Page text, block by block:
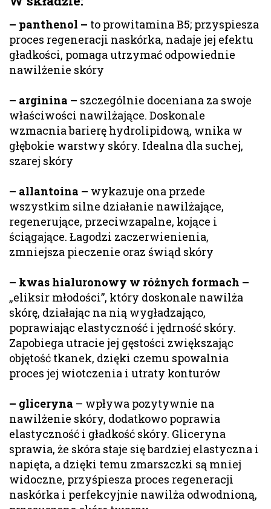
– panthenol – to prowitamina B5; przyspiesza
proces regeneracji naskórka, nadaje jej efektu
gładkości, pomaga utrzymać odpowiednie
nawilżenie skóry
– arginina – szczególnie doceniana za swoje
właściwości nawilżające. Doskonale
wzmacnia barierę hydrolipidową, wnika w
głębokie warstwy skóry. Idealna dla suchej,
szarej skóry
– allantoina – wykazuje ona przede
wszystkim silne działanie nawilżające,
regenerujące, przeciwzapalne, kojące i
ściągające. Łagodzi zaczerwienienia,
zmniejsza pieczenie oraz świąd skóry
– kwas hialuronowy w różnych formach –
„eliksir młodości”, który doskonale nawilża
skórę, działając na nią wygładzająco,
poprawiając elastyczność i jędrność skóry.
Zapobiega utracie jej gęstości zwiększając
objętość tkanek, dzięki czemu spowalnia
proces jej wiotczenia i utraty konturów
– gliceryna – wpływa pozytywnie na
nawilżenie skóry, dodatkowo poprawia
elastyczność i gładkość skóry. Gliceryna
sprawia, że skóra staje się bardziej elastyczna i
napięta, a dzięki temu zmarszczki są mniej
widoczne, przyśpiesza proces regeneracji
naskórka i perfekcyjnie nawilża odwodnioną,